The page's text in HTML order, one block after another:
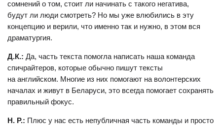
сомнений о том, стоит ли начинать с такого негатива,
будут ли люди смотреть? Но мы уже влюбились в эту
концепцию и верили, что именно так и нужно, в этом вся
драматургия.
Д.К.: Да, часть текста помогла написать наша команда
спичрайтеров, которые обычно пишут тексты
на английском. Многие из них помогают на волонтерских
началах и живут в Беларуси, это всегда помогает сохранять
правильный фокус.
Н. Р.: Плюс у нас есть непубличная часть команды и просто